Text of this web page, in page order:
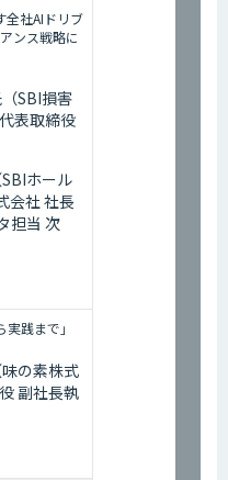
全社AIドリブ
ンス戦略に
SBI損害
表取締役
ホール
会社 社長
担当 次
実践まで」
の素株式
副社長執